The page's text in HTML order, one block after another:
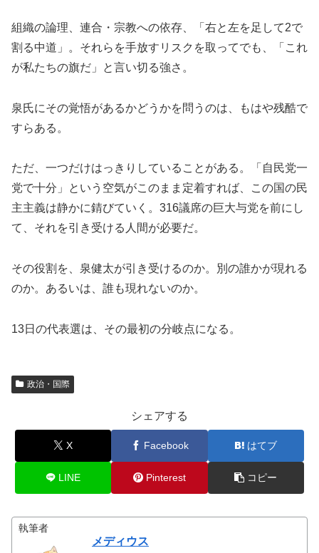
組織の論理、連合・宗教への依存、「右と左を足して2で
割る中道」。それらを手放すリスクを取ってでも、「これ
が私たちの旗だ」と言い切る強さ。
泉氏にその覚悟があるかどうかを問うのは、もはや残酷で
すらある。
ただ、一つだけはっきりしていることがある。「自民党一
党で十分」という空気がこのまま定着すれば、この国の民
主主義は静かに錆びていく。316議席の巨大与党を前にし
て、それを引き受ける人間が必要だ。
その役割を、泉健太が引き受けるのか。別の誰かが現れる
のか。あるいは、誰も現れないのか。
13日の代表選は、その最初の分岐点になる。
政治・国際
シェアする
X Facebook はてブ
LINE Pinterest コピー
執筆者
メディウス